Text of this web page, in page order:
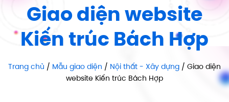
Giao diện website
Kiến trúc Bách Hợp
Trang chủ / Mẫu giao diện / Nội thất - Xây dựng / Giao diện
website Kiến trúc Bách Hợp